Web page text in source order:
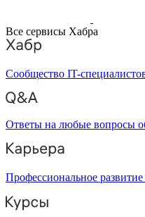
Все сервисы Хабра
Сообщество IT-
Ответы на любые вопросы
Профессиональное